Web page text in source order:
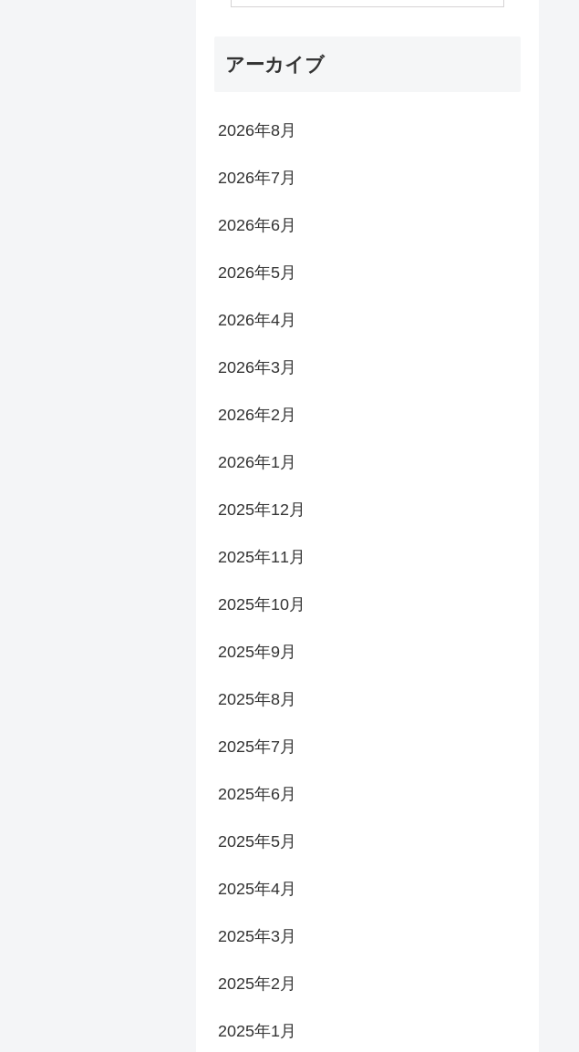
アーカイブ
2026年8月
2026年7月
2026年6月
2026年5月
2026年4月
2026年3月
2026年2月
2026年1月
2025年12月
2025年11月
2025年10月
2025年9月
2025年8月
2025年7月
2025年6月
2025年5月
2025年4月
2025年3月
2025年2月
2025年1月